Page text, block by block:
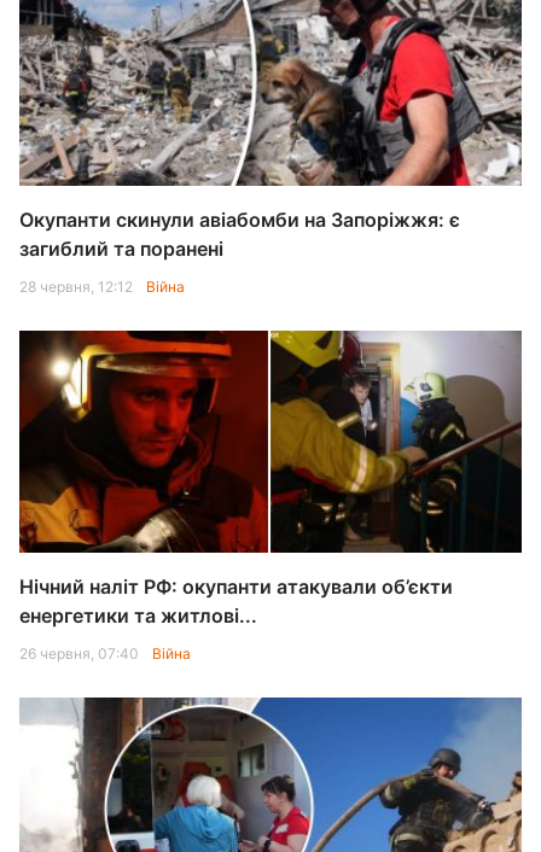
Окупанти скинули авіабомби на Запоріжжя: є
загиблий та поранені
28 червня, 12:12 Війна
Нічний наліт РФ: окупанти атакували об’єкти
енергетики та житлові...
26 червня, 07:40 Війна